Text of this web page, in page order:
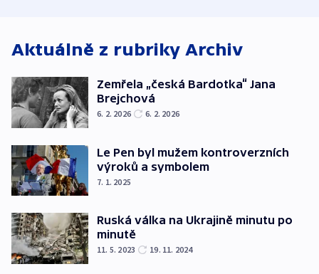
Aktuálně z rubriky Archiv
Zemřela „česká Bardotka“ Jana
Brejchová
6. 2. 2026 6. 2. 2026
Le Pen byl mužem kontroverzních
výroků a symbolem
7. 1. 2025
Ruská válka na Ukrajině minutu po
minutě
11. 5. 2023 19. 11. 2024